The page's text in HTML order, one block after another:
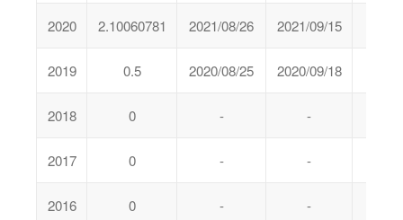
2020 2.10060781 2021/08/26 2021/09/15
2019 0.5 2020/08/25 2020/09/18
2018 0 - -
2017 0 - -
2016 0 - -